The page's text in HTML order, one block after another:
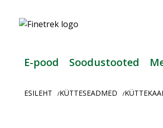
Usaldusväärne
tööstusautomaatika
E-pood Soodustooted
ESILEHT /KÜTTESEADMED /